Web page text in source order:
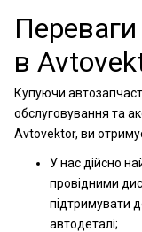
Переваги
в
Купуючи
обслуговування та
Avtovektor, ви
У нас дійсно
провідними
підтримувати
автодеталі;